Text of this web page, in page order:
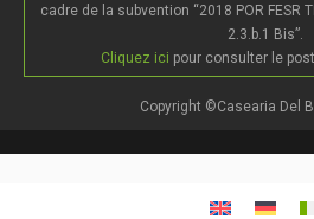
cadre de la subvention “2018 POR FESR
2.3.b.1 Bis”.
Cliquez ici pour consulter le
Copyright ©Casearia Del